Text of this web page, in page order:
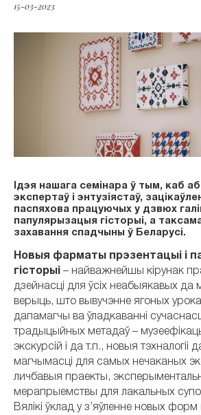
15-03-2023
Ідэя нашага семінара ў тым, каб
экспертаў і энтузіястаў,
паспяхова працуючых у дзвюх
папулярызацыя гісторыі, а
захавання спадчыны ў Беларусі.
Новыя фарматы прэзентацыі і
гісторыі – найважнейшы кірунак
дзейнасці для ўсіх неабыякавых да
верыць, што вывучэнне ягоных
дапамагчы ва ўладкаванні
традыцыйных метадаў –
экскурсій і да т.п., новыя тэхналогіі
магчымасці для самых нечаканых
личбавыя праекты,
мерапрыемствы для лакальных
Вялікі ўклад у з’яўленне новых форм